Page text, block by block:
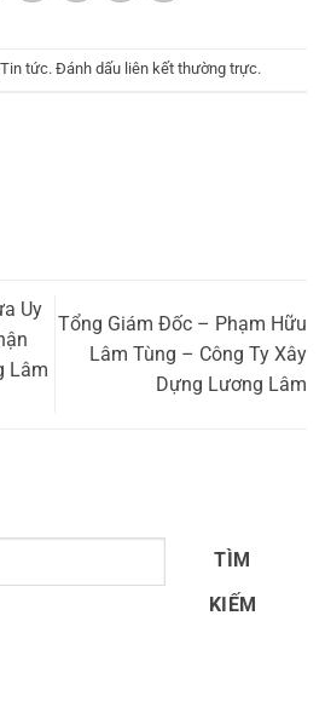
Tin tức. Đánh dấu liên kết thường trực.
Uy
Lâm
Tổng Giám Đốc – Phạm Hữu
Lâm Tùng – Công Ty Xây
Dựng Lương Lâm
TÌM
KIẾM